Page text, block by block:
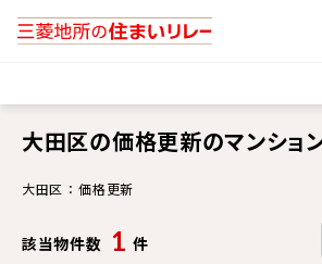
大田区の価格更新のマンショ
大田区 ： 価格更新
該当物件数 1 件